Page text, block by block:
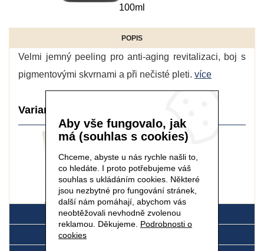
100ml
POPIS
Velmi jemný peeling pro anti-aging revitalizaci, boj s
pigmentovými skvrnami a při nečisté pleti. více
Varianty balení:
75 ml
DETAIL
Aby vše fungovalo, jak
má (souhlas s cookies)
Chceme, abyste u nás rychle našli to,
co hledáte. I proto potřebujeme váš
souhlas s ukládáním cookies. Některé
jsou nezbytné pro fungování stránek,
další nám pomáhají, abychom vás
neobtěžovali nevhodně zvolenou
reklamou. Děkujeme. Podrobnosti o
cookies